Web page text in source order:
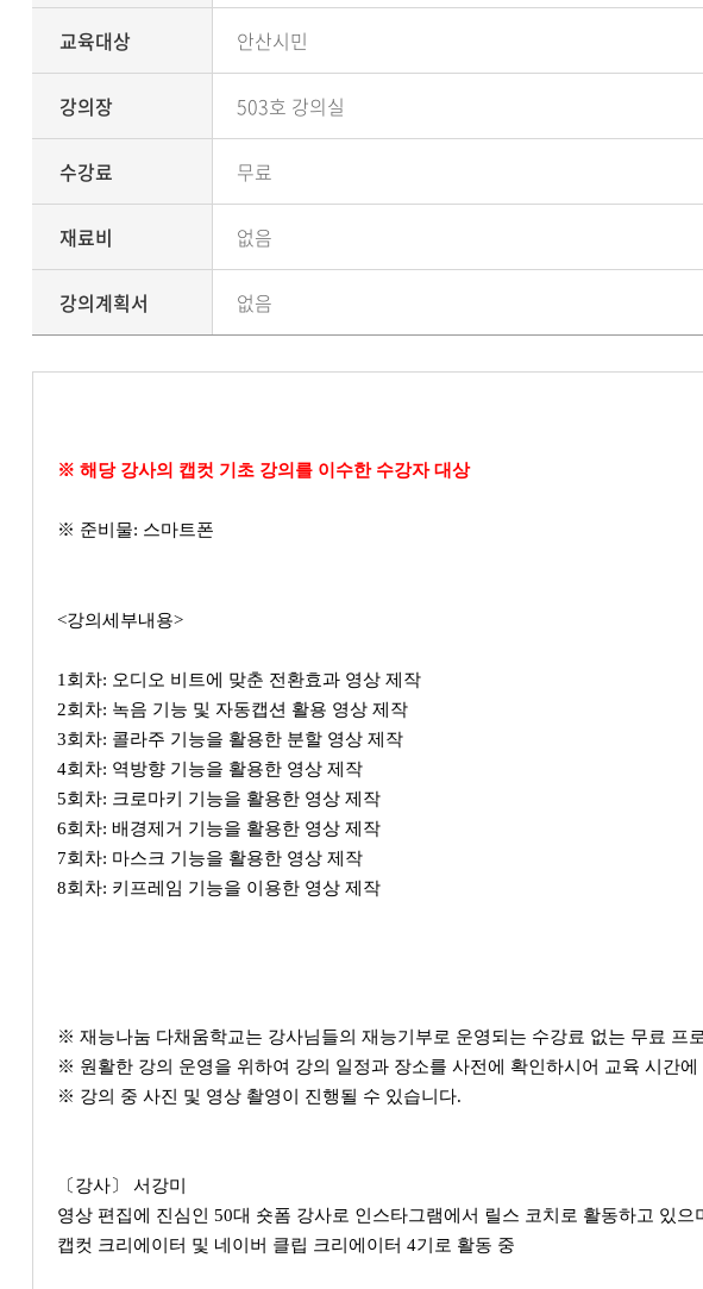
교육대상 안산시민
강의장 503호 강의실
수강료 무료
재료비 없음
강의계획서 없음
※ 해당 강사의 캡컷 기초 강의를 이수한 수강자 대상
※ 준비물: 스마트폰
<강의세부내용>
1회차: 오디오 비트에 맞춘 전환효과 영상 제작
2회차: 녹음 기능 및 자동캡션 활용 영상 제작
3회차: 콜라주 기능을 활용한 분할 영상 제작
4회차: 역방향 기능을 활용한 영상 제작
5회차: 크로마키 기능을 활용한 영상 제작
6회차: 배경제거 기능을 활용한 영상 제작
7회차: 마스크 기능을 활용한 영상 제작
8회차: 키프레임 기능을 이용한 영상 제작
※ 재능나눔 다채움학교는 강사님들의 재능기부로 운영되는 수강료 없는 무료 프
※ 원활한 강의 운영을 위하여 강의 일정과 장소를 사전에 확인하시어 교육 시간
※ 강의 중 사진 및 영상 촬영이 진행될 수 있습니다.
〔강사〕 서강미
영상 편집에 진심인 50대 숏폼 강사로 인스타그램에서 릴스 코치로 활동하고 있으
캡컷 크리에이터 및 네이버 클립 크리에이터 4기로 활동 중